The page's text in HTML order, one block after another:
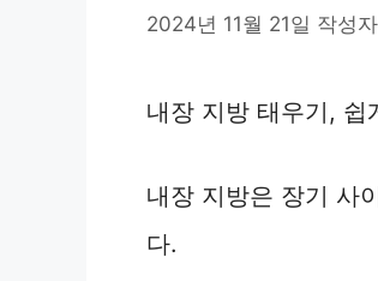
2024년 11월 21일 작성
내장 지방 태우기, 쉽
내장 지방은 장기 사
다.